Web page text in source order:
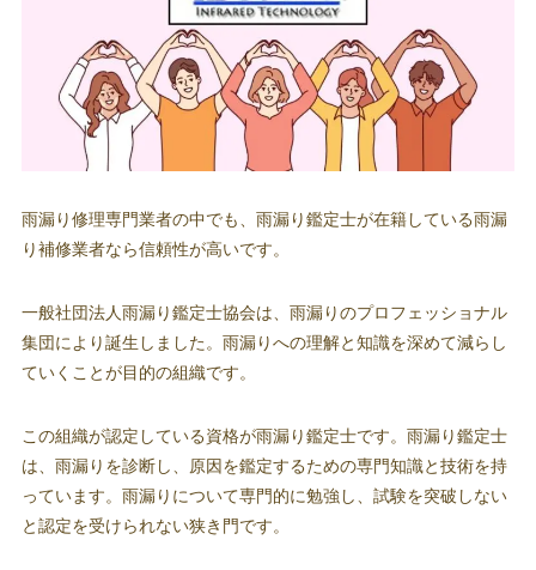
雨漏り修理専門業者の中でも、雨漏り鑑定士が在籍している雨漏
り補修業者なら信頼性が高いです。
一般社団法人雨漏り鑑定士協会は、雨漏りのプロフェッショナル
集団により誕生しました。雨漏りへの理解と知識を深めて減らし
ていくことが目的の組織です。
この組織が認定している資格が雨漏り鑑定士です。雨漏り鑑定士
は、雨漏りを診断し、原因を鑑定するための専門知識と技術を持
っています。雨漏りについて専門的に勉強し、試験を突破しない
と認定を受けられない狭き門です。